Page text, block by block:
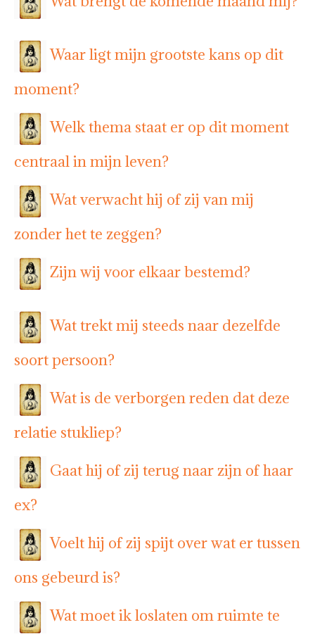
Waar ligt mijn grootste kans op dit
moment?
Welk thema staat er op dit moment
centraal in mijn leven?
Wat verwacht hij of zij van mij
zonder het te zeggen?
Zijn wij voor elkaar bestemd?
Wat trekt mij steeds naar dezelfde
soort persoon?
Wat is de verborgen reden dat deze
relatie stukliep?
Gaat hij of zij terug naar zijn of haar
ex?
Voelt hij of zij spijt over wat er tussen
ons gebeurd is?
Wat moet ik loslaten om ruimte te